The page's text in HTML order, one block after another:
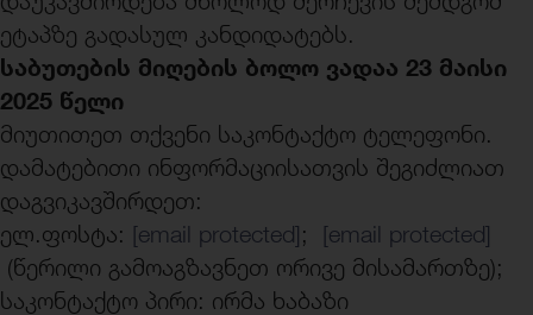
ეტაპზე გადასულ კანდიდატებს.
საბუთების მიღების ბოლო ვადაა 23 მაისი
2025 წელი
მიუთითეთ თქვენი საკონტაქტო ტელეფონი.
დამატებითი ინფორმაციისათვის შეგიძლიათ
დაგვიკავშირდეთ:
ელ.ფოსტა: [email protected]; [email protected]
(წერილი გამოაგზავნეთ ორივე მისამართზე);
საკონტაქტო პირი: ირმა ხაბაზი